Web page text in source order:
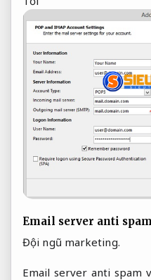
Email server anti
Đội ngũ marketing.
Email server anti spam